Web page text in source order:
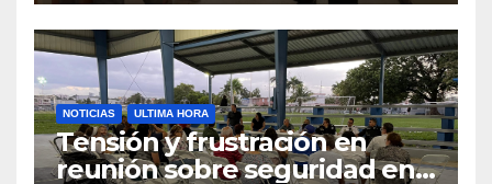
NOTICIAS ULTIMA HORA
Tensión y frustración en
reunión sobre seguridad en